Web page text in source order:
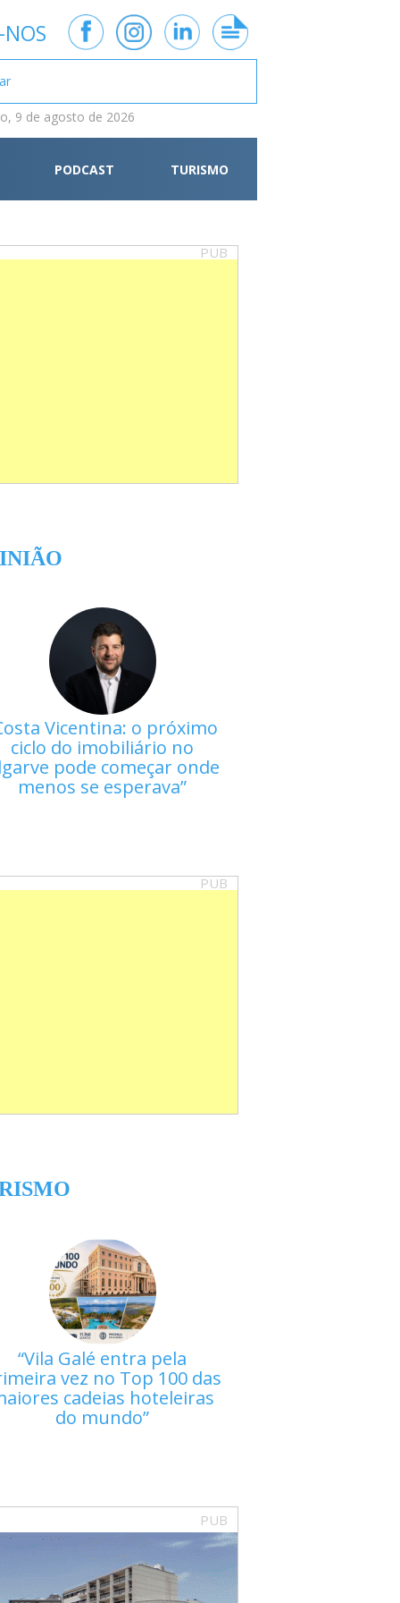
9 de agosto de 2026
PODCAST TURISMO
PUB
Vicentina: o próximo
ciclo do imobiliário no
pode começar onde
menos se esperava
PUB
Vila Galé entra pela
vez no Top 100 das
cadeias hoteleiras
do mundo
PUB